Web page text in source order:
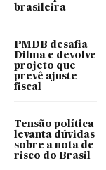
brasileira
PMDB desafia
Dilma e devolve
projeto que
prevê ajuste
fiscal
Tensão política
levanta dúvidas
sobre a nota de
risco do Brasil